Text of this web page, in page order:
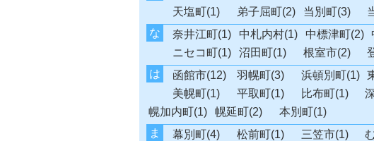
天塩町(1)
弟子屈町(2) 当別町(3)
な
奈井江町(1) 中札内村(1) 中標津町(2)
ニセコ町(1)
沼田町(1) 根室市(2)
は
函館市(12) 羽幌町(3) 浜頓別町(1)
美幌町(1)
平取町(1) 比布町(1)
幌加内町(1)
幌延町(2)
本別町(1)
ま
幕別町(4) 松前町(1) 三笠市(1)